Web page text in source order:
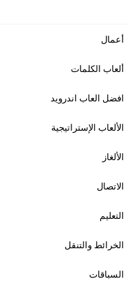
أعمال
ألعاب الكلمات
افضل العاب اندرويد
الألعاب الإستراتيجية
الألغاز
الاتصال
التعليم
الخرائط والتنقل
السباقات